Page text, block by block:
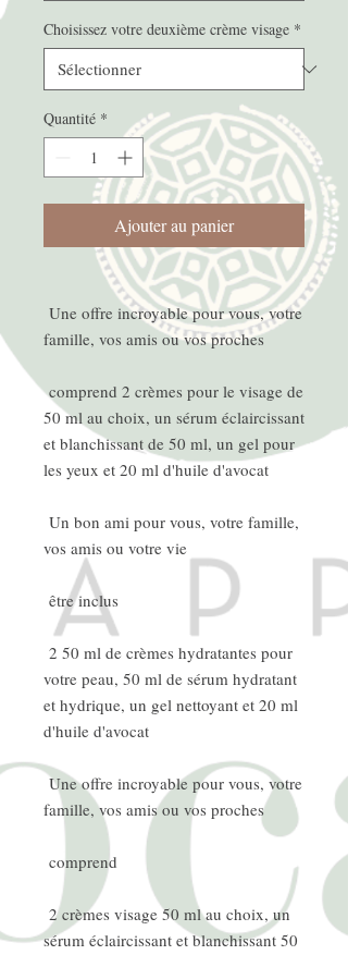
Choisissez votre deuxième crème visage *
Quantité *
Ajouter au panier
Une offre incroyable pour vous, votre
famille, vos amis ou vos proches
comprend 2 crèmes pour le visage de
50 ml au choix, un sérum éclaircissant
et blanchissant de 50 ml, un gel pour
les yeux et 20 ml d'huile d'avocat
Un bon ami pour vous, votre famille,
vos amis ou votre vie
être inclus
2 50 ml de crèmes hydratantes pour
votre peau, 50 ml de sérum hydratant
et hydrique, un gel nettoyant et 20 ml
d'huile d'avocat
Une offre incroyable pour vous, votre
famille, vos amis ou vos proches
comprend
2 crèmes visage 50 ml au choix, un
sérum éclaircissant et blanchissant 50